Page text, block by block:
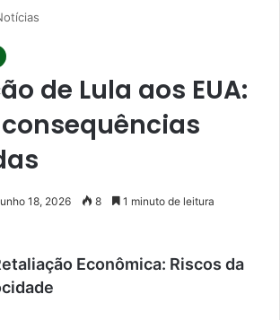
de Lula aos EUA:
18, 2026 8 1 minuto de leitura
Econômica: Riscos da